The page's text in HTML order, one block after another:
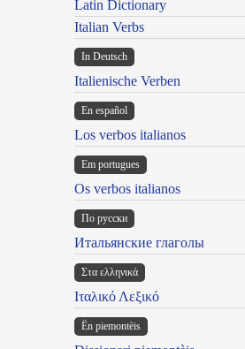
Latin Dictionary
Italian Verbs
In Deutsch
Italienische Verben
En español
Los verbos italianos
Em portugues
Os verbos italianos
По русски
Итальянские глаголы
Στα ελληνικά
Ιταλικό Λεξικό
Ën piemontèis